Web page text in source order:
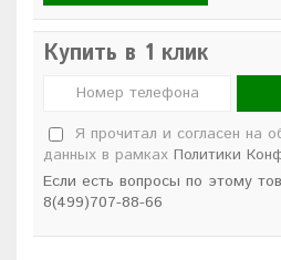
Купить в 1 клик
Я прочитал и согласен на
данных в рамках Политики
Если есть вопросы по этому
8(499)707-88-66